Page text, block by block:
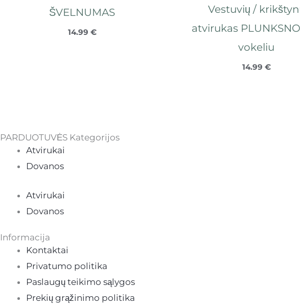
ŠVELNUMAS
14.99 €
Vestuvių /
atvirukas
vokeliu
14.99 €
PARDUOTUVĖS Kategorijos
Atvirukai
Dovanos
Atvirukai
Dovanos
Informacija
Kontaktai
Privatumo politika
Paslaugų teikimo sąlygos
Prekių grąžinimo politika